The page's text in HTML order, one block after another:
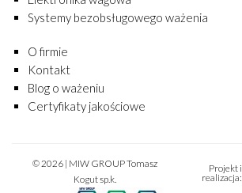
Systemy bezobsługowego ważenia
O firmie
Kontakt
Blog o ważeniu
Certyfikaty jakościowe
© 2026 | MIW GROUP Tomasz
Kogut sp.k.
Projekt i
realizacja: